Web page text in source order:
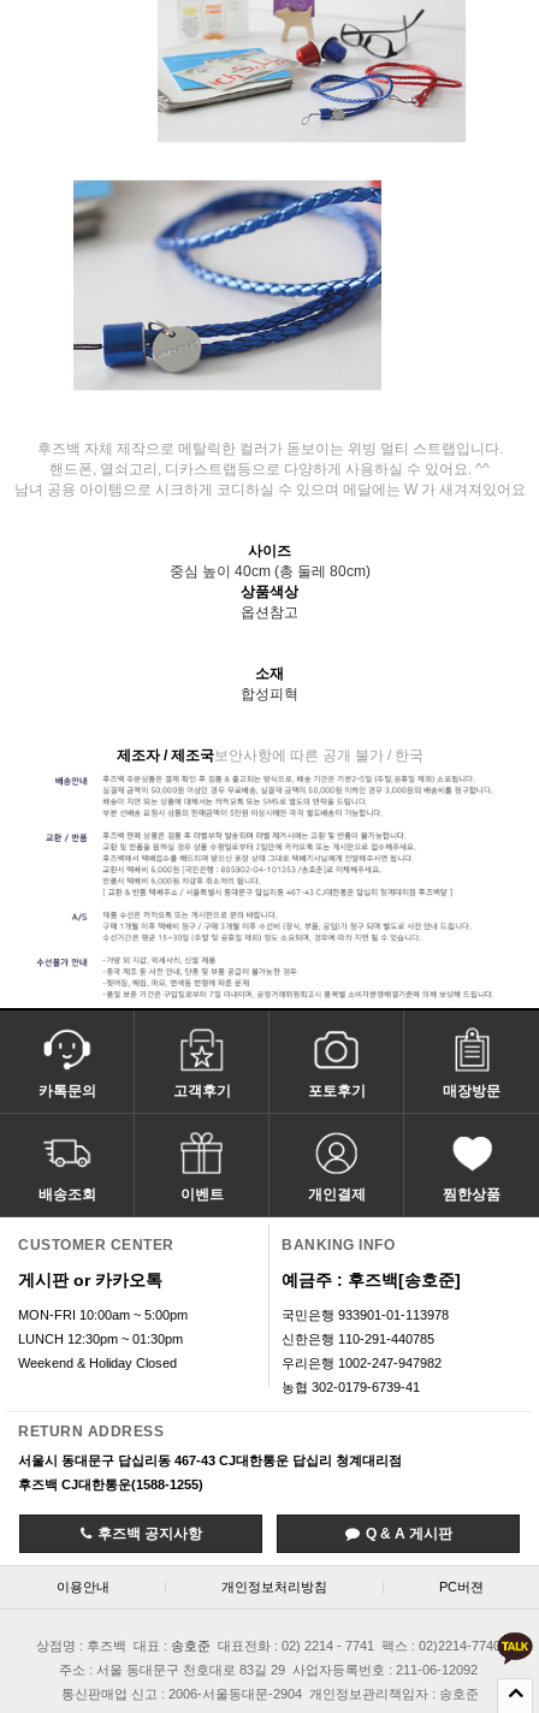
후즈백 자체 제작으로 메탈릭한 컬러가 돋보이는 위빙 멀티 스트랩입니다.
핸드폰, 열쇠고리, 디카스트랩등으로 다양하게 사용하실 수 있어요. ^^
남녀 공용 아이템으로 시크하게 코디하실 수 있으며 메달에는 W 가 새겨져있어요
사이즈
중심 높이 40cm (총 둘레 80cm)
상품색상
옵션참고
소재
합성피혁
제조자 / 제조국보안사항에 따른 공개 불가 / 한국
카톡문의 고객후기 포토후기 매장방문
배송조회 이벤트 개인결제 찜한상품
CUSTOMER CENTER
게시판 or 카카오톡
MON-FRI 10:00am ~ 5:00pm
LUNCH 12:30pm ~ 01:30pm
Weekend & Holiday Closed
BANKING INFO
예금주 : 후즈백[송호준]
국민은행 933901-01-113978
신한은행 110-291-440785
우리은행 1002-247-947982
농협 302-0179-6739-41
RETURN ADDRESS
서울시 동대문구 답십리동 467-43 CJ대한통운 답십리 청계대리점
후즈백 CJ대한통운(1588-1255)
후즈백 공지사항 Q & A 게시판
이용안내 개인정보처리방침 PC버젼
상점명 : 후즈백 대표 : 송호준 대표전화 : 02) 2214 - 7741
팩스 : 02)2214-7740
주소 : 서울 동대문구 천호대로 83길 29
사업자등록번호 : 211-06-12092
통신판매업 신고 : 2006-서울동대문-2904
개인정보관리책임자 : 송호준